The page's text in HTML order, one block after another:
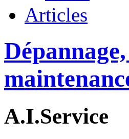
Articles
A.I.Service